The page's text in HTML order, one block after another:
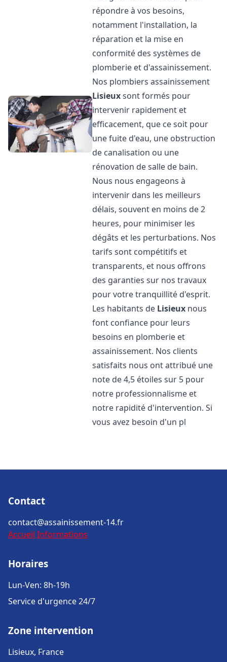
répondre à vos besoins,
notamment l'installation, la
réparation et la mise en
conformité des systèmes de
plomberie et d'assainissement.
Nos plombiers assainissement
Lisieuxsont formés pour
intervenir rapidement et
efficacement, que ce soit pour
une fuite d'eau, une obstruction
de canalisation ou une
rénovation de salle de bain.
Nous nous engageons à
intervenir dans les meilleurs
délais, souvent en moins de 2
heures, pour minimiser les
dégâts et les perturbations. Nos
tarifs sont compétitifs et
transparents, et nous offrons
des garanties sur nos travaux
pour votre tranquillité d'esprit.
Les habitants de Lisieux nous
font confiance pour leurs
besoins en plomberie et
assainissement. Nos clients
satisfaits nous ont attribué une
note de 4,5 étoiles sur 5 pour
notre professionnalisme et
notre rapidité d'intervention. Si
vous avez besoin d'un pl
Contact
contact@assainissement-14.fr
Accueil Informations
Horaires
Lun-Ven: 8h-19h
Service d'urgence 24/7
Zone intervention
Lisieux, France